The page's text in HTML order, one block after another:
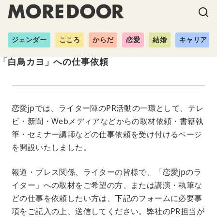
ジェンダー こころ からだ 恋愛 結婚 キャリア
白鳥カヨ」への仕事依頼
恋愛jpでは、ライター陣のPR活動の一環として、テレ
ビ・新聞・Webメディアなどからの取材依頼・書籍執
筆・セミナー講師などの仕事依頼を受け付けるページ
を開設いたしました。
報道・プレス関係、ライターの皆様で、「恋愛jpのラ
イター」への取材をご希望の方、または講演・執筆な
どの仕事を依頼したい方は、下記のフォームに必要事
項をご記入の上、送信してください。弊社のPR担当が